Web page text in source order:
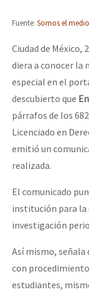
Fuente: Somos el medio
Ciudad de México,
diera a conocer la
especial en el
descubierto que
párrafos de los
Licenciado en
emitió un
realizada.
El comunicado
institución para la
investigación
Así mismo, señala
con
estudiantes,